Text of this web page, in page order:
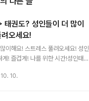
태권도? 성인들이 더 많이
오세요!
이해요! 스트레스 풀려오세요! 성인
게! 즐겁게! 나를 위한 시간!성인태권
10.